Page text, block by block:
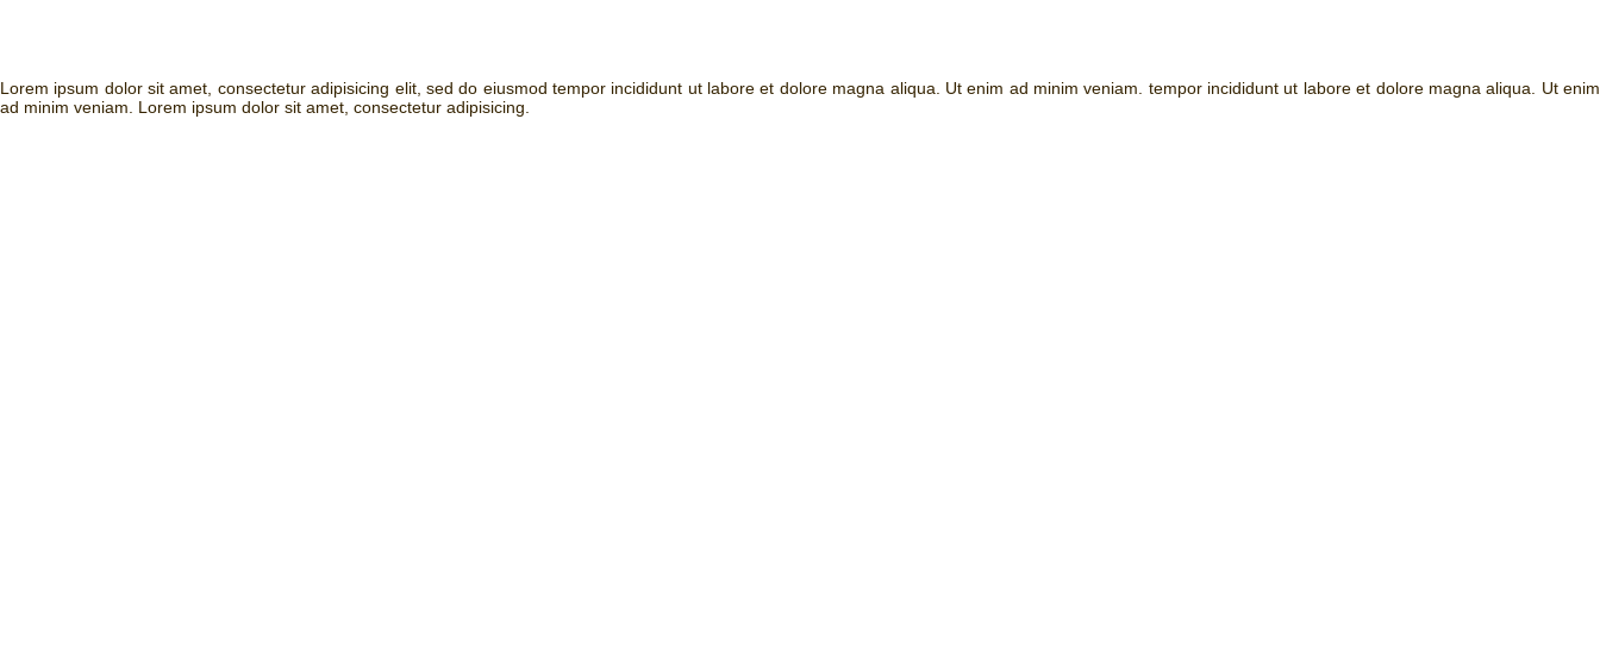
Lorem ipsum dolor sit amet, consectetur adipisicing elit, sed do eiusmod tempor incididunt ut labore et dolore magna aliqua. Ut enim ad minim veniam. tempor incididunt ut labore et dolore magna aliqua. Ut enim
ad minim veniam. Lorem ipsum dolor sit amet, consectetur adipisicing.